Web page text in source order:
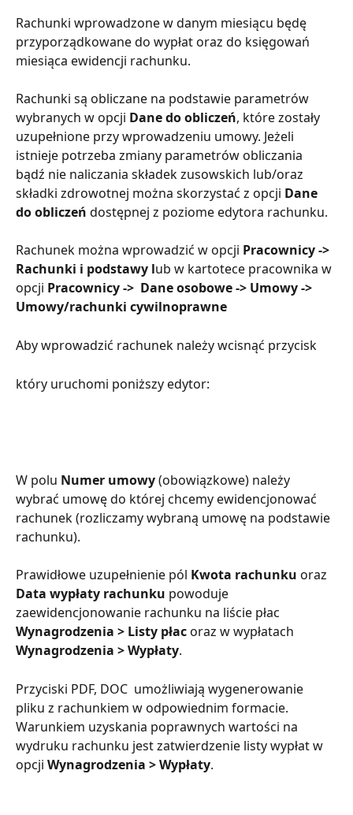
Rachunki wprowadzone w danym miesiącu będę
przyporządkowane do wypłat oraz do księgowań
miesiąca ewidencji rachunku.
Rachunki są obliczane na podstawie parametrów
wybranych w opcji Dane do obliczeń, które zostały
uzupełnione przy wprowadzeniu umowy. Jeżeli
istnieje potrzeba zmiany parametrów obliczania
bądź nie naliczania składek zusowskich lub/oraz
składki zdrowotnej można skorzystać z opcji Dane
do obliczeń dostępnej z poziome edytora rachunku.
Rachunek można wprowadzić w opcji Pracownicy ->
Rachunki i podstawy lub w kartotece pracownika w
opcji Pracownicy ->  Dane osobowe -> Umowy ->
Umowy/rachunki cywilnoprawne
Aby wprowadzić rachunek należy wcisnąć przycisk
który uruchomi poniższy edytor:
W polu Numer umowy (obowiązkowe) należy
wybrać umowę do której chcemy ewidencjonować
rachunek (rozliczamy wybraną umowę na podstawie
rachunku).
Prawidłowe uzupełnienie pól Kwota rachunku oraz
Data wypłaty rachunku powoduje
zaewidencjonowanie rachunku na liście płac
Wynagrodzenia > Listy płac oraz w wypłatach
Wynagrodzenia > Wypłaty.
Przyciski PDF, DOC  umożliwiają wygenerowanie
pliku z rachunkiem w odpowiednim formacie.
Warunkiem uzyskania poprawnych wartości na
wydruku rachunku jest zatwierdzenie listy wypłat w
opcji Wynagrodzenia > Wypłaty.